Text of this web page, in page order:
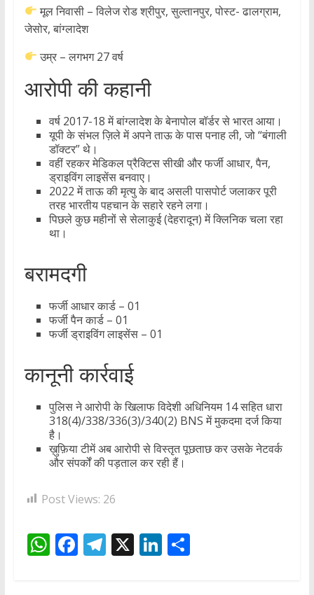
मूल निवासी – विलेज रोड श्रीपुर, सुल्तानपुर, पोस्ट- ढालग्राम,
जेसोर, बांग्लादेश
उम्र – लगभग 27 वर्ष
आरोपी की कहानी
वर्ष 2017-18 में बांग्लादेश के बेनापोल बॉर्डर से भारत आया।
यूपी के संभल ज़िले में अपने ताऊ के पास पनाह ली, जो “बंगाली
डॉक्टर” थे।
वहीं रहकर मेडिकल प्रैक्टिस सीखी और फर्जी आधार, पैन,
ड्राइविंग लाइसेंस बनवाए।
2022 में ताऊ की मृत्यु के बाद असली पासपोर्ट जलाकर पूरी
तरह भारतीय पहचान के सहारे रहने लगा।
पिछले कुछ महीनों से सेलाकुई (देहरादून) में क्लिनिक चला रहा
था।
बरामदगी
फर्जी आधार कार्ड – 01
फर्जी पैन कार्ड – 01
फर्जी ड्राइविंग लाइसेंस – 01
कानूनी कार्रवाई
पुलिस ने आरोपी के खिलाफ विदेशी अधिनियम 14 सहित धारा
318(4)/338/336(3)/340(2) BNS में मुकदमा दर्ज किया
है।
ख़ुफ़िया टीमें अब आरोपी से विस्तृत पूछताछ कर उसके नेटवर्क
और संपर्कों की पड़ताल कर रही हैं।
Post Views: 26
W F T X Li S